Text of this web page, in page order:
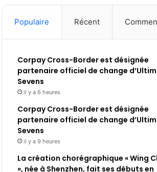
Populaire Récent
Corpay Cross-Border est désignée
partenaire officiel de change
Sevens
il y a 6 heures
Corpay Cross-Border est désignée
partenaire officiel de change
Sevens
il y a 9 heures
La création chorégraphique « Wing
», née à Shenzhen, fait ses débuts en